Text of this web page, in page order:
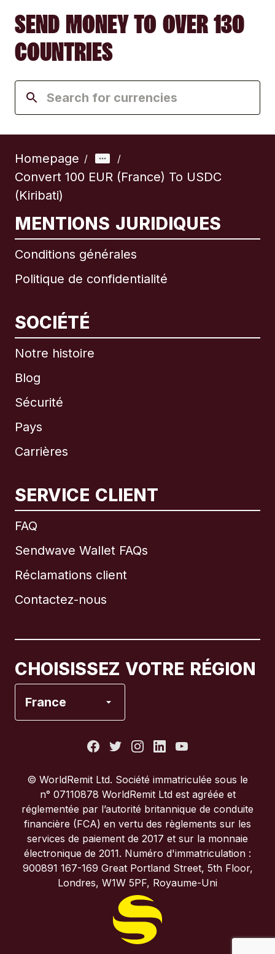
SEND MONEY TO OVER 130
COUNTRIES
Homepage / /
Convert 100 EUR (France) To USDC
(Kiribati)
MENTIONS JURIDIQUES
Conditions générales
Politique de confidentialité
SOCIÉTÉ
Notre histoire
Blog
Sécurité
Pays
Carrières
SERVICE CLIENT
FAQ
Sendwave Wallet FAQs
Réclamations client
Contactez-nous
CHOISISSEZ VOTRE RÉGION
France
International English
Brésil
Italie
Portugal
Royaume-Uni
© WorldRemit Ltd. Société immatriculée sous le
n° 07110878 WorldRemit Ltd est agréée et
réglementée par l’autorité britannique de conduite
financière (FCA) en vertu des règlements sur les
services de paiement de 2017 et sur la monnaie
électronique de 2011. Numéro d'immatriculation :
900891 167-169 Great Portland Street, 5th Floor,
Londres, W1W 5PF, Royaume-Uni